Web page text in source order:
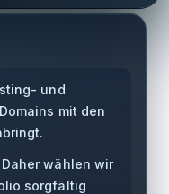
und
mit den
wählen wir
sorgfältig